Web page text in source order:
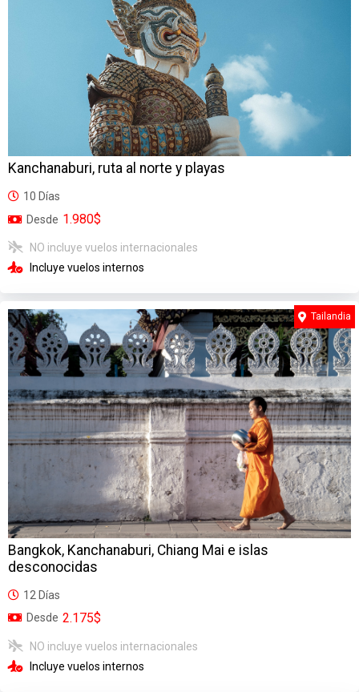
Kanchanaburi, ruta al norte y playas
10 Días
Desde 1.980$
NO incluye vuelos internacionales
Incluye vuelos internos
Bangkok, Kanchanaburi, Chiang Mai e islas
desconocidas
12 Días
Desde 2.175$
NO incluye vuelos internacionales
Incluye vuelos internos
Tailandia